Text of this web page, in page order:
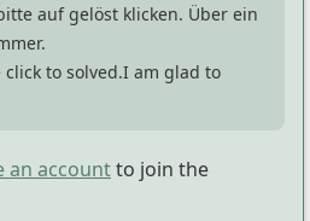
auf gelöst klicken. Über ein
click to solved.I am glad to
an accountto join the